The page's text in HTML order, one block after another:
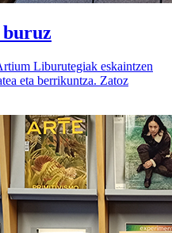
Liburutegiak eskaintzen
eta berrikuntza. Zatoz